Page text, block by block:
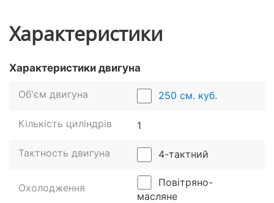
Характеристики
Характеристики двигуна
Об'єм двигуна 250 см. куб.
Кількість циліндрів 1
Тактность двигуна 4-тактний
Охолодження
Повітряно-
масляне